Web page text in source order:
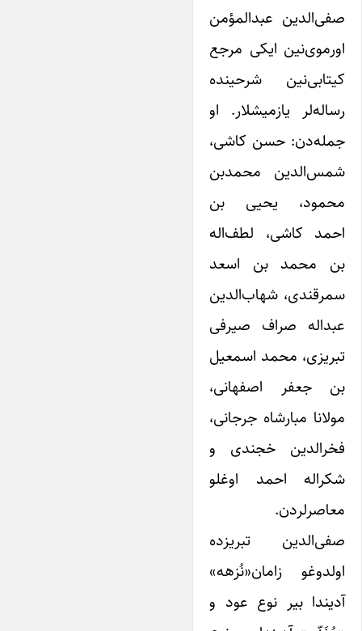
صفی‌الدین عبدالمؤمن
اورموی‌نین ایکی مرجع
کیتابی‌نین شرحینده
رساله‌لر یازمیشلار. او
جمله‌دن: حسن کاشی،
شمس‌الدین محمدبن
محمود، یحیی بن
احمد کاشی، لطف‌اله
بن محمد بن اسعد
سمرقندی، شهاب‌الدین
عبداله صراف صیرفی
تبریزی، محمد اسمعیل
بن جعفر اصفهانی،
مولانا مبارشاه جرجانی،
فخرالدین خجندی و
شکراله احمد اوغلو
معاصرلردن.
صفی‌الدین تبریزده
اولدوغو زامان«نُزهه»
آدیندا بیر نوع عود و